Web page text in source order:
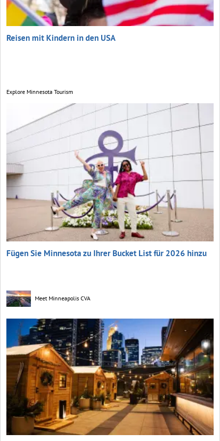
Reisen mit Kindern in den USA
Explore Minnesota Tourism
Fügen Sie Minnesota zu Ihrer Bucket List für 2026 hinzu
Meet Minneapolis CVA